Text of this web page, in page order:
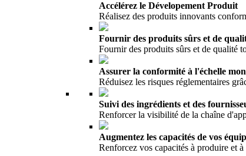
Accélérez le Dévelopement Produit
Réalisez des produits innovants
Fournir des produits sûrs et de
Fournir des produits sûrs et de qualité
Assurer la conformité à l'échelle
Réduisez les risques réglementaires
Suivi des ingrédients et des
Renforcer la visibilité de la chaîne
Augmentez les capacités de vos
Renforcez vos capacités à produire et